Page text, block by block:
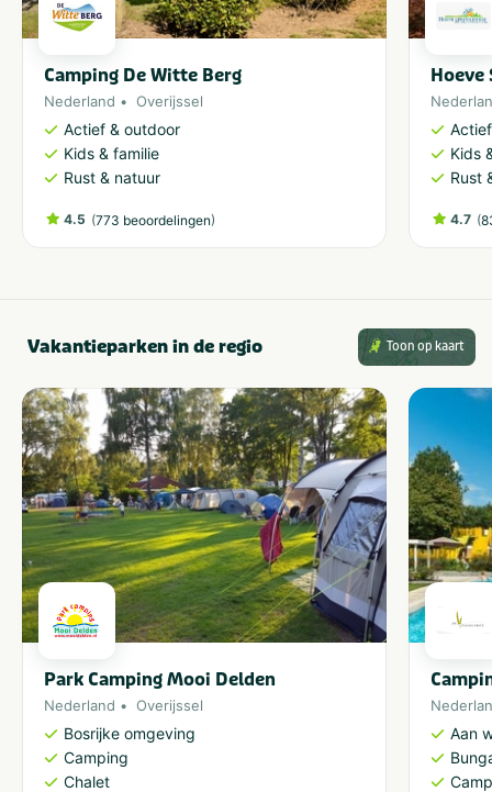
Camping De Witte Berg
Nederland Overijssel
Actief & outdoor
Kids & familie
Rust & natuur
4.5 (773 beoordelingen)
Hoeve
Kids
Rust
4.7 (
Vakantieparken in de regio Toon op kaart
Park Camping Mooi Delden
Nederland Overijssel
Bosrijke omgeving
Camping
Chalet
Aan